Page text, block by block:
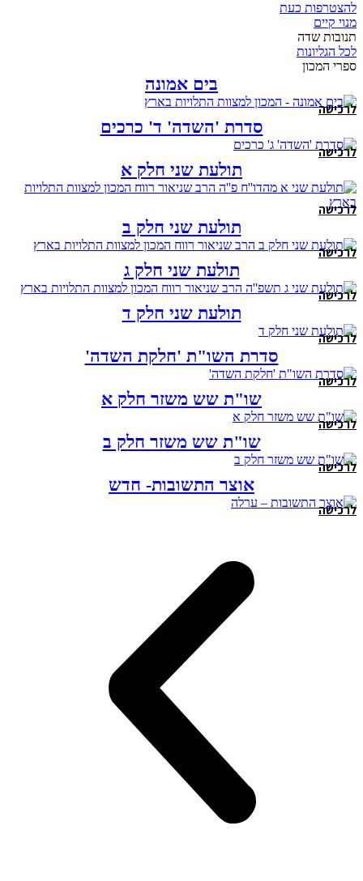
להצטרפות כעת
מנוי קיים
תנובות שדה
לכל הגליונות
ספרי המכון
בים אמונה
לרכישה
סדרת 'השדה' ד' כרכים
לרכישה
תולעת שני חלק א
לרכישה
תולעת שני חלק ב
לרכישה
תולעת שני חלק ג
לרכישה
תולעת שני חלק ד
לרכישה
סדרת השו"ת 'חלקת השדה'
לרכישה
שו"ת שש משזר חלק א
לרכישה
שו"ת שש משזר חלק ב
לרכישה
אוצר התשובות- חדש
לרכישה